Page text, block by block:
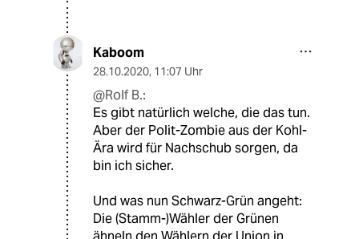
Kaboom
28.10.2020, 11:07 Uhr
@Rolf B.:
Es gibt natürlich welche, die das tun.
Aber der Polit-Zombie aus der Kohl-
Ära wird für Nachschub sorgen, da
bin ich sicher.
Und was nun Schwarz-Grün angeht:
Die (Stamm-)Wähler der Grünen